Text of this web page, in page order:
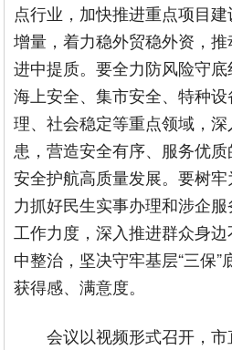
点行业，加快推进重点项目
增量，着力稳外贸稳外资，推
进中提质。要全力防风险守底
海上安全、集市安全、特种
理、社会稳定等重点领域，
患，营造安全有序、服务优
安全护航高质量发展。要树
力抓好民生实事办理和涉企
工作力度，深入推进群众身
中整治，坚决守牢基层“三保
获得感、满意度。
会议以视频形式召开，